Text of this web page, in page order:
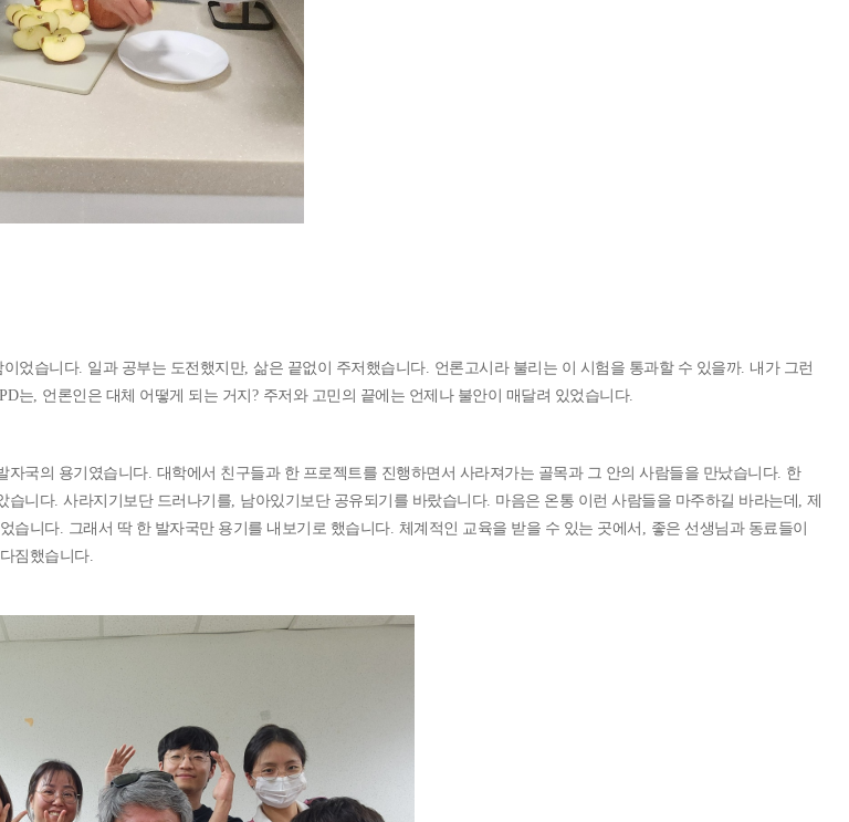
이었습니다. 일과 공부는 도전했지만, 삶은 끝없이 주저했습니다. 언론고시라 불리는 이 시험을 통과할 수 있을까. 내가 그런
는, 언론인은 대체 어떻게 되는 거지 ? 주저와 고민의 끝에는 언제나 불안이 매달려 있었습니다.
자국의 용기였습니다. 대학에서 친구들과 한 프로젝트를 진행하면서 사라져가는 골목과 그 안의 사람들을 만났습니다. 한
습니다. 사라지기보단 드러나기를, 남아있기보단 공유되기를 바랐습니다. 마음은 온통 이런 사람들을 마주하길 바라는데 , 제
습니다. 그래서 딱 한 발자국만 용기를 내보기로 했습니다. 체계적인 교육을 받을 수 있는 곳에서 , 좋은 선생님과 동료들이
짐했습니다.